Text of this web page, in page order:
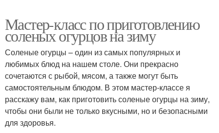
Мастер-класс по приготовлению
соленых огурцов на зиму
Соленые огурцы – один из самых популярных и
любимых блюд на нашем столе. Они прекрасно
сочетаются с рыбой, мясом, а также могут быть
самостоятельным блюдом. В этом мастер-классе я
расскажу вам, как приготовить соленые огурцы на зиму,
чтобы они были не только вкусными, но и безопасными
для здоровья.